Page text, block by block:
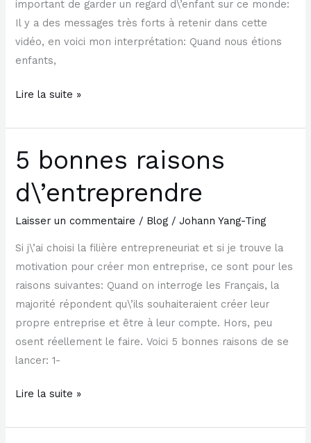
important de garder un regard d\’enfant sur ce monde:
Il y a des messages très forts à retenir dans cette
vidéo, en voici mon interprétation: Quand nous étions
enfants,
Lire la suite »
5 bonnes raisons
d\’entreprendre
Laisser un commentaire / Blog /Johann Yang-Ting
Si j\’ai choisi la filière entrepreneuriat et si je trouve la
motivation pour créer mon entreprise, ce sont pour les
raisons suivantes: Quand on interroge les Français, la
majorité répondent qu\’ils souhaiteraient créer leur
propre entreprise et être à leur compte. Hors, peu
osent réellement le faire. Voici 5 bonnes raisons de se
lancer: 1-
5
bonnes
raisons
Lire la suite »